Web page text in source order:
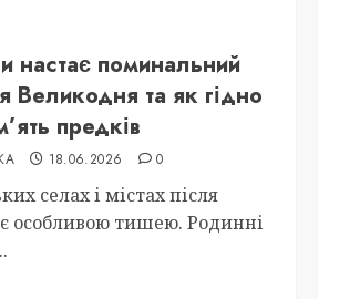
настає поминальний
Великодня та як гідно
предків
18.06.2026 0
селах і містах після
особливою тишею. Родинні